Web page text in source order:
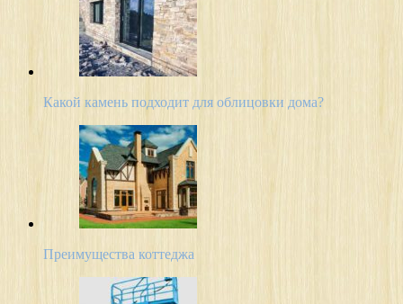
Какой камень подходит для облицовки дома?
Преимущества коттеджа